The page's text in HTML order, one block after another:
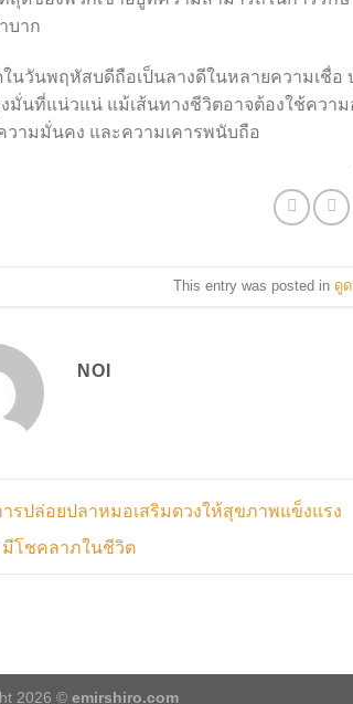
บาก
ในวันพฤหัสบดีถือเป็นลางดีในหลายความเ
มั่นที่แน่วแน่ แม้เส้นทางชีวิตอาจต้องใช้คว
วามมั่นคง และความเคารพนับถือ
This entry was posted in ดู
NOI
ารปล่อยปลาหมอเสริมดวงให้สุขภาพแข็งแรง
มีโชคลาภในชีวิต
2026 © emirshiro.com